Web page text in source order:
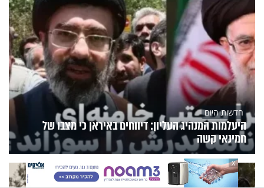
חדשות היום
היעלמות המנהיג העליון: דיווחים באיראן כי מצבו של
חמינאי קשה
X